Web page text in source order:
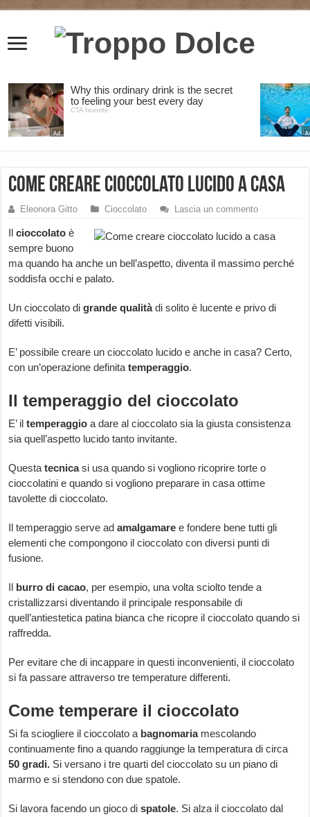
Come creare cioccolato lucido a casa
Eleonora Gitto Cioccolato Lascia un commento
Ilcioccolato è
sempre buono
ma quando ha anche un bell’aspetto, diventa il massimo perché
soddisfa occhi e palato.
Un cioccolato digrande qualitàdi solito è lucente e privo di
difetti visibili.
E’ possibile creare un cioccolato lucido e anche in casa? Certo,
con un’operazione definitatemperaggio.
Il temperaggio del cioccolato
E’ iltemperaggio a dare al cioccolato sia la giusta consistenza
sia quell’aspetto lucido tanto invitante.
Questa tecnicasi usa quando si vogliono ricoprire torte o
cioccolatini e quando si vogliono preparare in casa ottime
tavolette di cioccolato.
Il temperaggio serve adamalgamare e fondere bene tutti gli
elementi che compongono il cioccolato con diversi punti di
fusione.
Il burro di cacao, per esempio, una volta sciolto tende a
cristallizzarsi diventando il principale responsabile di
quell’antiestetica patina bianca che ricopre il cioccolato quando si
raffredda.
Per evitare che di incappare in questi inconvenienti, il cioccolato
si fa passare attraverso tre temperature differenti.
Come temperare il cioccolato
Si fa sciogliere il cioccolato a bagnomariamescolando
continuamente fino a quando raggiunge la temperatura di circa
50 gradi. Si versano i tre quarti del cioccolato su un piano di
marmo e si stendono con due spatole.
Si lavora facendo un gioco dispatole. Si alza il cioccolato dal